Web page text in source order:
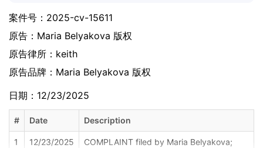
案件号： 2025-cv-15611
原告： Maria Belyakova 版权
原告律所：keith
原告品牌： Maria Belyakova 版权
日期：12/23/2025
# Date Description
1 12/23/2025
COMPLAINT filed by Maria Belyakova;